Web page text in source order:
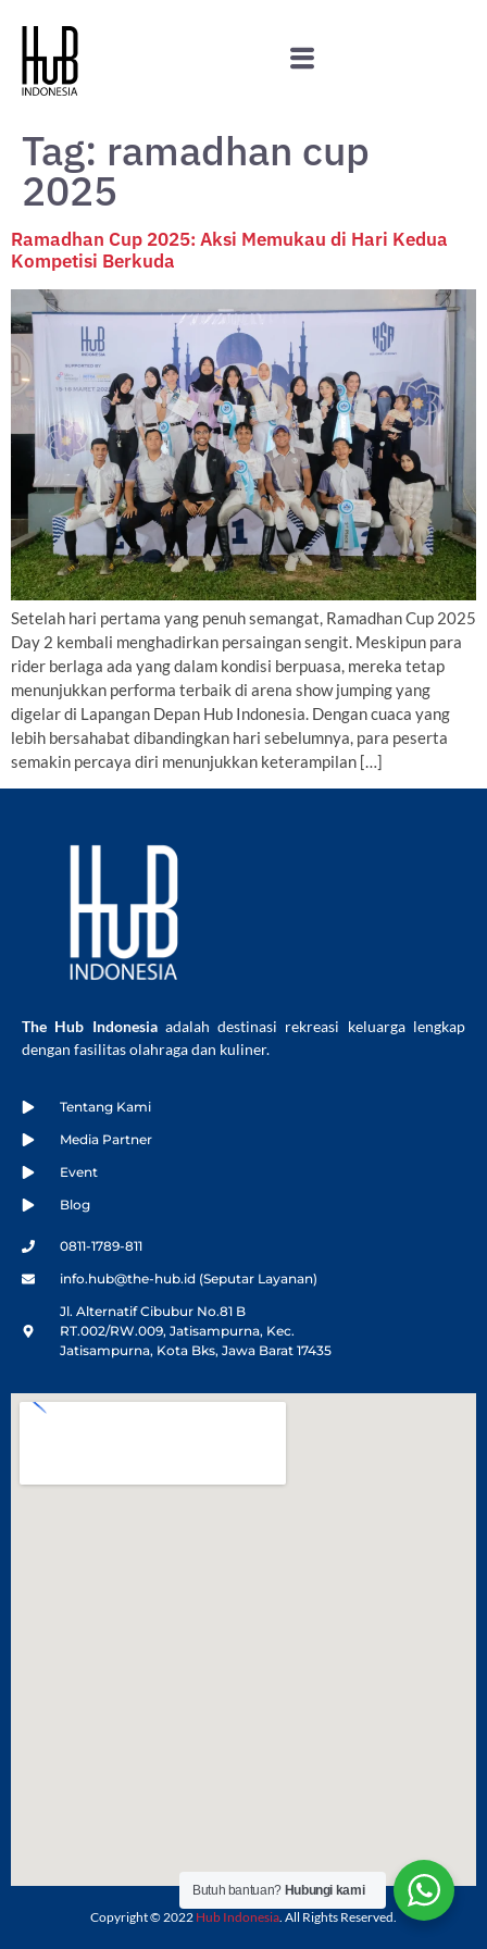
Tag: ramadhan cup
2025
Ramadhan Cup 2025: Aksi Memukau di Hari Kedua
Kompetisi Berkuda
Setelah hari pertama yang penuh semangat, Ramadhan Cup 2025
Day 2 kembali menghadirkan persaingan sengit. Meskipun para
rider berlaga ada yang dalam kondisi berpuasa, mereka tetap
menunjukkan performa terbaik di arena show jumping yang
digelar di Lapangan Depan Hub Indonesia. Dengan cuaca yang
lebih bersahabat dibandingkan hari sebelumnya, para peserta
semakin percaya diri menunjukkan keterampilan […]
The Hub Indonesiaadalah destinasi rekreasi keluarga lengkap
dengan fasilitas olahraga dan kuliner.
Tentang Kami
Media Partner
Event
Blog
0811-1789-811
info.hub@the-hub.id (Seputar Layanan)
Jl. Alternatif Cibubur No.81 B
RT.002/RW.009, Jatisampurna, Kec.
Jatisampurna, Kota Bks, Jawa Barat 17435
Copyright © 2022 Hub Indonesia. All Rights Reserved.
Butuh bantuan? Hubungi kami